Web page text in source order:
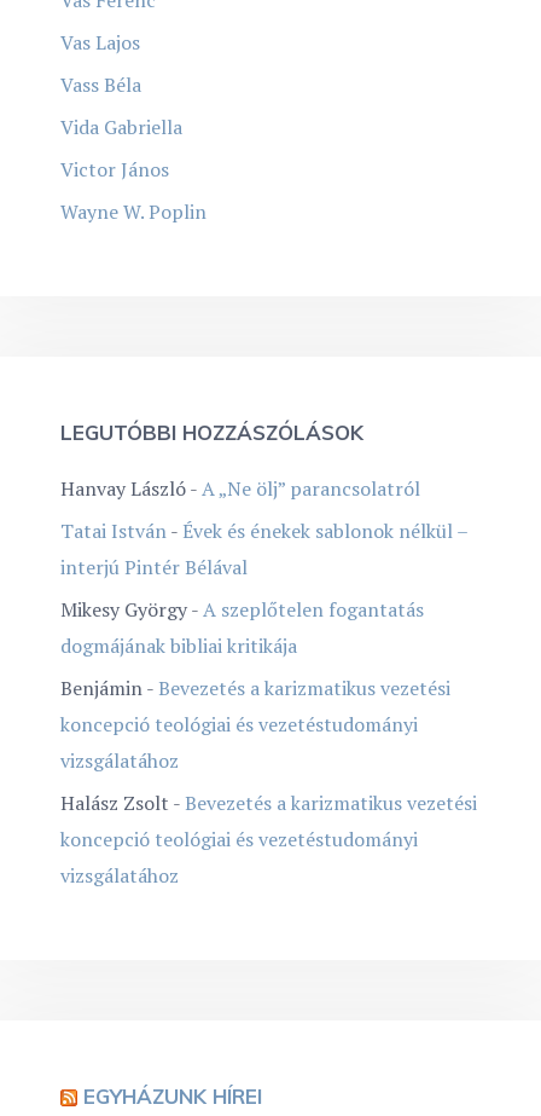
Vas Lajos
Vass Béla
Vida Gabriella
Victor János
Wayne W. Poplin
LEGUTÓBBI HOZZÁSZÓLÁSOK
Hanvay László-A „Ne ölj” parancsolatról
Tatai István- Évek és énekek sablonok nélkül –
interjú Pintér Bélával
Mikesy György-A szeplőtelen fogantatás
dogmájának bibliai kritikája
Benjámin-Bevezetés a karizmatikus vezetési
koncepció teológiai és vezetéstudományi
vizsgálatához
Halász Zsolt -Bevezetés a karizmatikus vezetési
koncepció teológiai és vezetéstudományi
vizsgálatához
EGYHÁZUNK HÍREI